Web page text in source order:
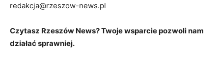
redakcja@rzeszow-news.pl
Czytasz Rzeszów News? Twoje wsparcie pozwoli nam
działać sprawniej.